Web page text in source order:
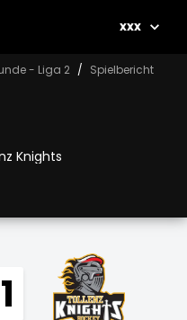
xxx
- Liga 2 Spielbericht
Knights